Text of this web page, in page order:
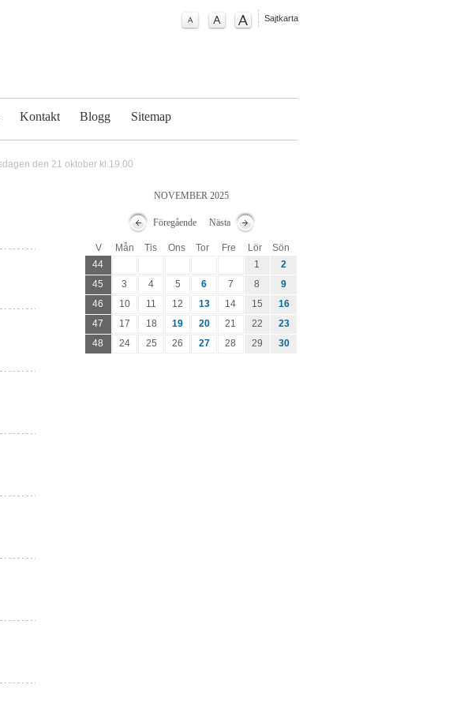
Sajtkarta
Kontakt Blogg Sitemap
den 21 oktober kl.19.00
NOVEMBER 2025
Föregående Nästa
V Mån Tis Ons Tor Fre Lör
Sön
44
1
2
45
3 4 5 6 7 8
9
46
10 11 12 13 14 15
16
47
17 18 19 20 21 22
23
48
24 25 26 27 28 29 30